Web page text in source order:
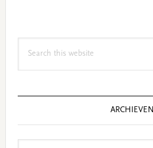
ARCHIEVEN